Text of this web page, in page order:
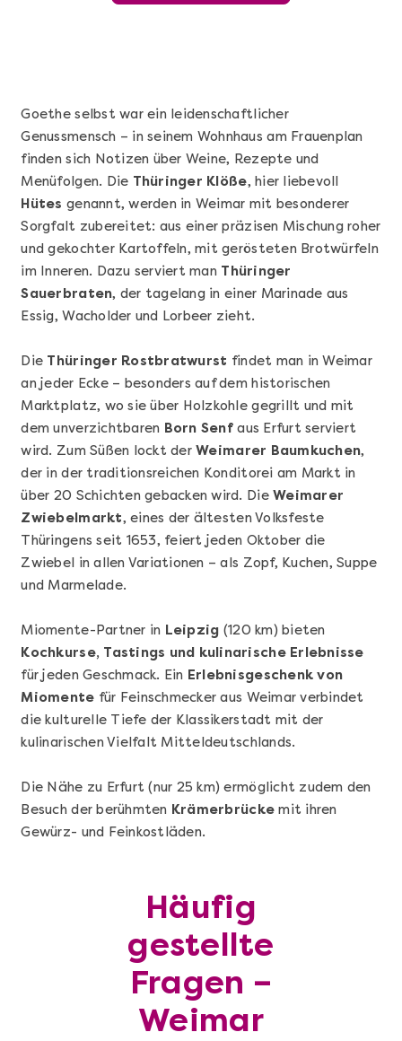
Mehr anzeigen
Sushi Basic Kurs Bonn
Mehr anzeigen
Geschenkbox 100€
Goethe selbst war ein leidenschaftlicher
Genussmensch – in seinem Wohnhaus am Frauenplan
finden sich Notizen über Weine, Rezepte und
Menüfolgen. Die Thüringer Klöße, hier liebevoll
Hütes genannt, werden in Weimar mit besonderer
Sorgfalt zubereitet: aus einer präzisen Mischung roher
und gekochter Kartoffeln, mit gerösteten Brotwürfeln
im Inneren. Dazu serviert man Thüringer
Sauerbraten, der tagelang in einer Marinade aus
Essig, Wacholder und Lorbeer zieht.
Die Thüringer Rostbratwurst findet man in Weimar
an jeder Ecke – besonders auf dem historischen
Marktplatz, wo sie über Holzkohle gegrillt und mit
dem unverzichtbaren Born Senfaus Erfurt serviert
wird. Zum Süßen lockt derWeimarer Baumkuchen,
der in der traditionsreichen Konditorei am Markt in
über 20 Schichten gebacken wird. DieWeimarer
Zwiebelmarkt, eines der ältesten Volksfeste
Thüringens seit 1653, feiert jeden Oktober die
Zwiebel in allen Variationen – als Zopf, Kuchen, Suppe
und Marmelade.
Miomente-Partner in Leipzig (120 km) bieten
Kochkurse, Tastings und kulinarische Erlebnisse
für jeden Geschmack. Ein Erlebnisgeschenk von
Miomente für Feinschmecker aus Weimar verbindet
die kulturelle Tiefe der Klassikerstadt mit der
kulinarischen Vielfalt Mitteldeutschlands.
Die Nähe zu Erfurt (nur 25 km) ermöglicht zudem den
Besuch der berühmten Krämerbrücke mit ihren
Gewürz- und Feinkostläden.
Häufig
gestellte
Fragen –
Weimar